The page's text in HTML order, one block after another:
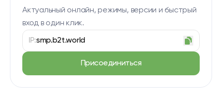
Актуальный онлайн, режимы, версии и быстрый
вход в один клик.
IP:smp.b2t.world
Присоединиться